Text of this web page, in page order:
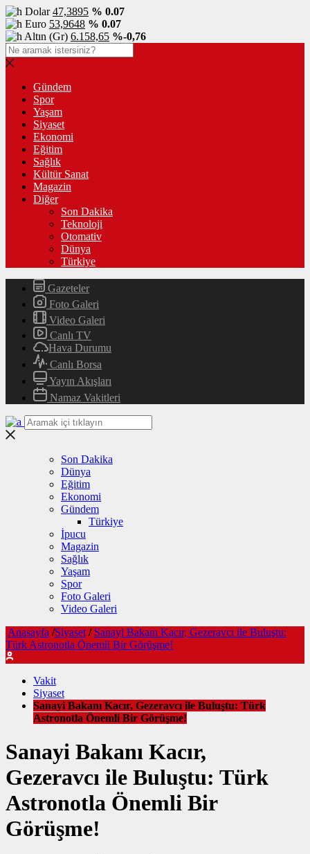
Dolar47,3895 % 0.07
Euro 53,9648 % 0.07
Altın (Gr) 6.158,65 %-0,76
Gündem
Spor
Yaşam
Siyaset
Ekonomi
Eğitim
Sağlık
Kültür Sanat
Magazin
Diğer
Son Dakika
Teknoloji
Otomativ
Dünya
Türkiye
Gazeteler
Foto Galeri
Video Galeri
Canlı TV
Hava Durumu
Canlı Borsa
Yayın Akışları
Namaz Vakitleri
Son Dakika
Dünya
Eğitim
Ekonomi
Gündem
Türkiye
İpucu
Magazin
Sağlık
Yaşam
Spor
Foto Galeri
Video Galeri
Anasayfa /Siyaset / Sanayi Bakanı Kacır, Gezeravcı ile Buluştu:
Türk Astronotla Önemli Bir Görüşme!
Vakit
Siyaset
Sanayi Bakanı Kacır, Gezeravcı ile Buluştu: Türk
Astronotla Önemli Bir Görüşme!
Sanayi Bakanı Kacır,
Gezeravcı ile Buluştu: Türk
Astronotla Önemli Bir
Görüşme!